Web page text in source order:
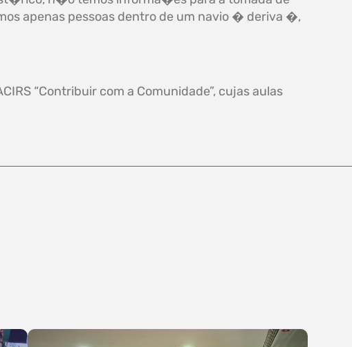
apenas pessoas dentro de um navio � deriva �,
“Contribuir com a Comunidade”, cujas aulas